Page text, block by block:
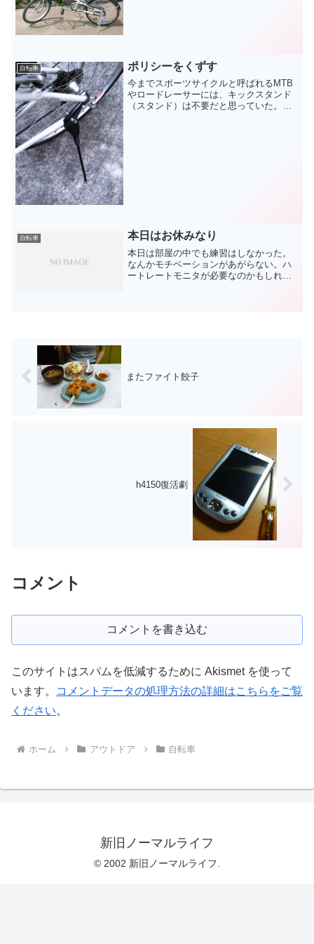
自転車 ポリシーをくずす
今までスポーツサイクルと呼ばれるMTB
やロードレーサーには、キックスタンド
（スタンド）は不要だと思っていた。か
自転車 本日はお休みなり
本日は部屋の中でも練習はしなかった。
なんかモチベーションがあがらない。ハ
ートレートモニタが必要なのかもしれな
またファイト餃子
h4150復活劇
コメント
コメントを書き込む
このサイトはスパムを低減するために Akismet を使って
います。
コメントデータの処理方法の詳細はこちらをご覧
ください。
ホーム アウトドア 自転車
新旧ノーマルライフ
© 2002 新旧ノーマルライフ.